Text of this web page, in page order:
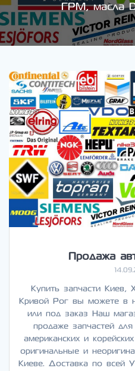
ГРМ, масла
Продажа
Купить запчасти Киев,
Кривой Рог вы можете в
или под заказ Наш
продаже запчастей для
американских и
оригинальные и
Киеве. Доставка по всей